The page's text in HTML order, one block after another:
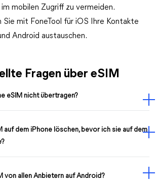
mobilen Zugriff zu vermeiden.
Sie mit FoneTool für iOS Ihre Kontakte
Android austauschen.
Fragen über eSIM
eSIM nicht übertragen?
auf dem iPhone löschen, bevor ich sie auf dem
von allen Anbietern auf Android?